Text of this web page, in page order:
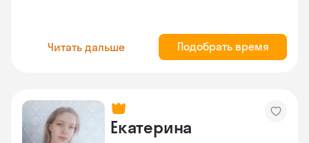
Читать дальше Подобрать время
Екатерина